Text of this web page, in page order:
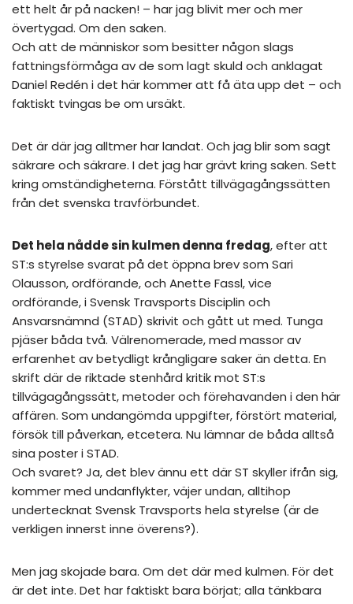
ett helt år på nacken! – har jag blivit mer och mer
övertygad. Om den saken.
Och att de människor som besitter någon slags
fattningsförmåga av de som lagt skuld och anklagat
Daniel Redén i det här kommer att få äta upp det – och
faktiskt tvingas be om ursäkt.
Det är där jag alltmer har landat. Och jag blir som sagt
säkrare och säkrare. I det jag har grävt kring saken. Sett
kring omständigheterna. Förstått tillvägagångssätten
från det svenska travförbundet.
Det hela nådde sin kulmen denna fredag, efter att
ST:s styrelse svarat på det öppna brev som Sari
Olausson, ordförande, och Anette Fassl, vice
ordförande, i Svensk Travsports Disciplin och
Ansvarsnämnd (STAD) skrivit och gått ut med. Tunga
pjäser båda två. Välrenomerade, med massor av
erfarenhet av betydligt krångligare saker än detta. En
skrift där de riktade stenhård kritik mot ST:s
tillvägagångssätt, metoder och förehavanden i den här
affären. Som undangömda uppgifter, förstört material,
försök till påverkan, etcetera. Nu lämnar de båda alltså
sina poster i STAD.
Och svaret? Ja, det blev ännu ett där ST skyller ifrån sig,
kommer med undanflykter, väjer undan, alltihop
undertecknat Svensk Travsports hela styrelse (är de
verkligen innerst inne överens?).
Men jag skojade bara. Om det där med kulmen. För det
är det inte. Det har faktiskt bara börjat; alla tänkbara